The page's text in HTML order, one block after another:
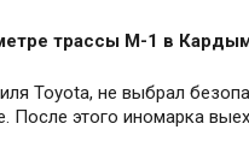
трассы М-1 в
Toyota, не выбрал
этого иномарка